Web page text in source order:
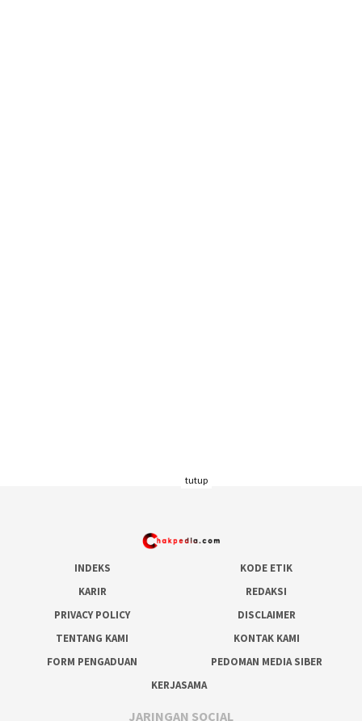
INDEKS
KODE ETIK
KARIR
REDAKSI
PRIVACY POLICY
DISCLAIMER
TENTANG KAMI
KONTAK KAMI
FORM PENGADUAN
PEDOMAN MEDIA SIBER
KERJASAMA
JARINGAN SOCIAL
tutup